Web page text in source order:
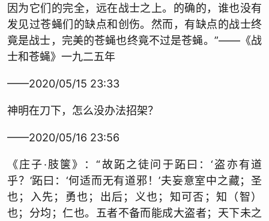
因为它们的完全，远在战士之上。的确的，谁也没有
发见过苍蝇们的缺点和创伤。然而，有缺点的战士终
竟是战士，完美的苍蝇也终竟不过是苍蝇。”——《战
士和苍蝇》一九二五年
——2020/05/15 23:33
神明在刀下，怎么没办法招架？
——2020/05/16 23:56
《庄子·肢箧》：“故跖之徒问于跖曰：‘盗亦有道
乎？’跖曰：‘何适而无有道邪！’夫妄意室中之藏；圣
也；入先；勇也；出后；义也；知可否；知（智）
也；分均；仁也。五者不备而能成大盗者；天下未之